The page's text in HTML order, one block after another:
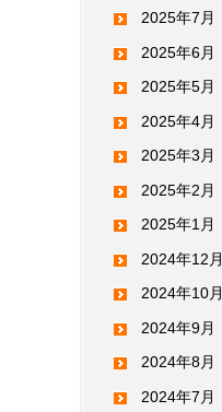
2025年7月
2025年6月
2025年5月
2025年4月
2025年3月
2025年2月
2025年1月
2024年12月
2024年10月
2024年9月
2024年8月
2024年7月